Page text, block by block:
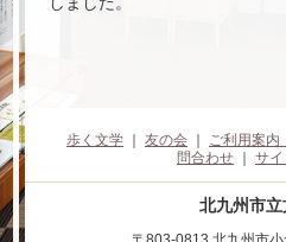
歩く文学 友の会 ご利用案内
問合わせ
サイ
北九州市